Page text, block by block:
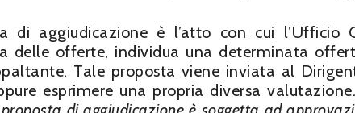
di aggiudicazione è l’atto con cui l’Ufficio
delle offerte, individua una determinata
Tale proposta viene inviata al
esprimere una propria diversa